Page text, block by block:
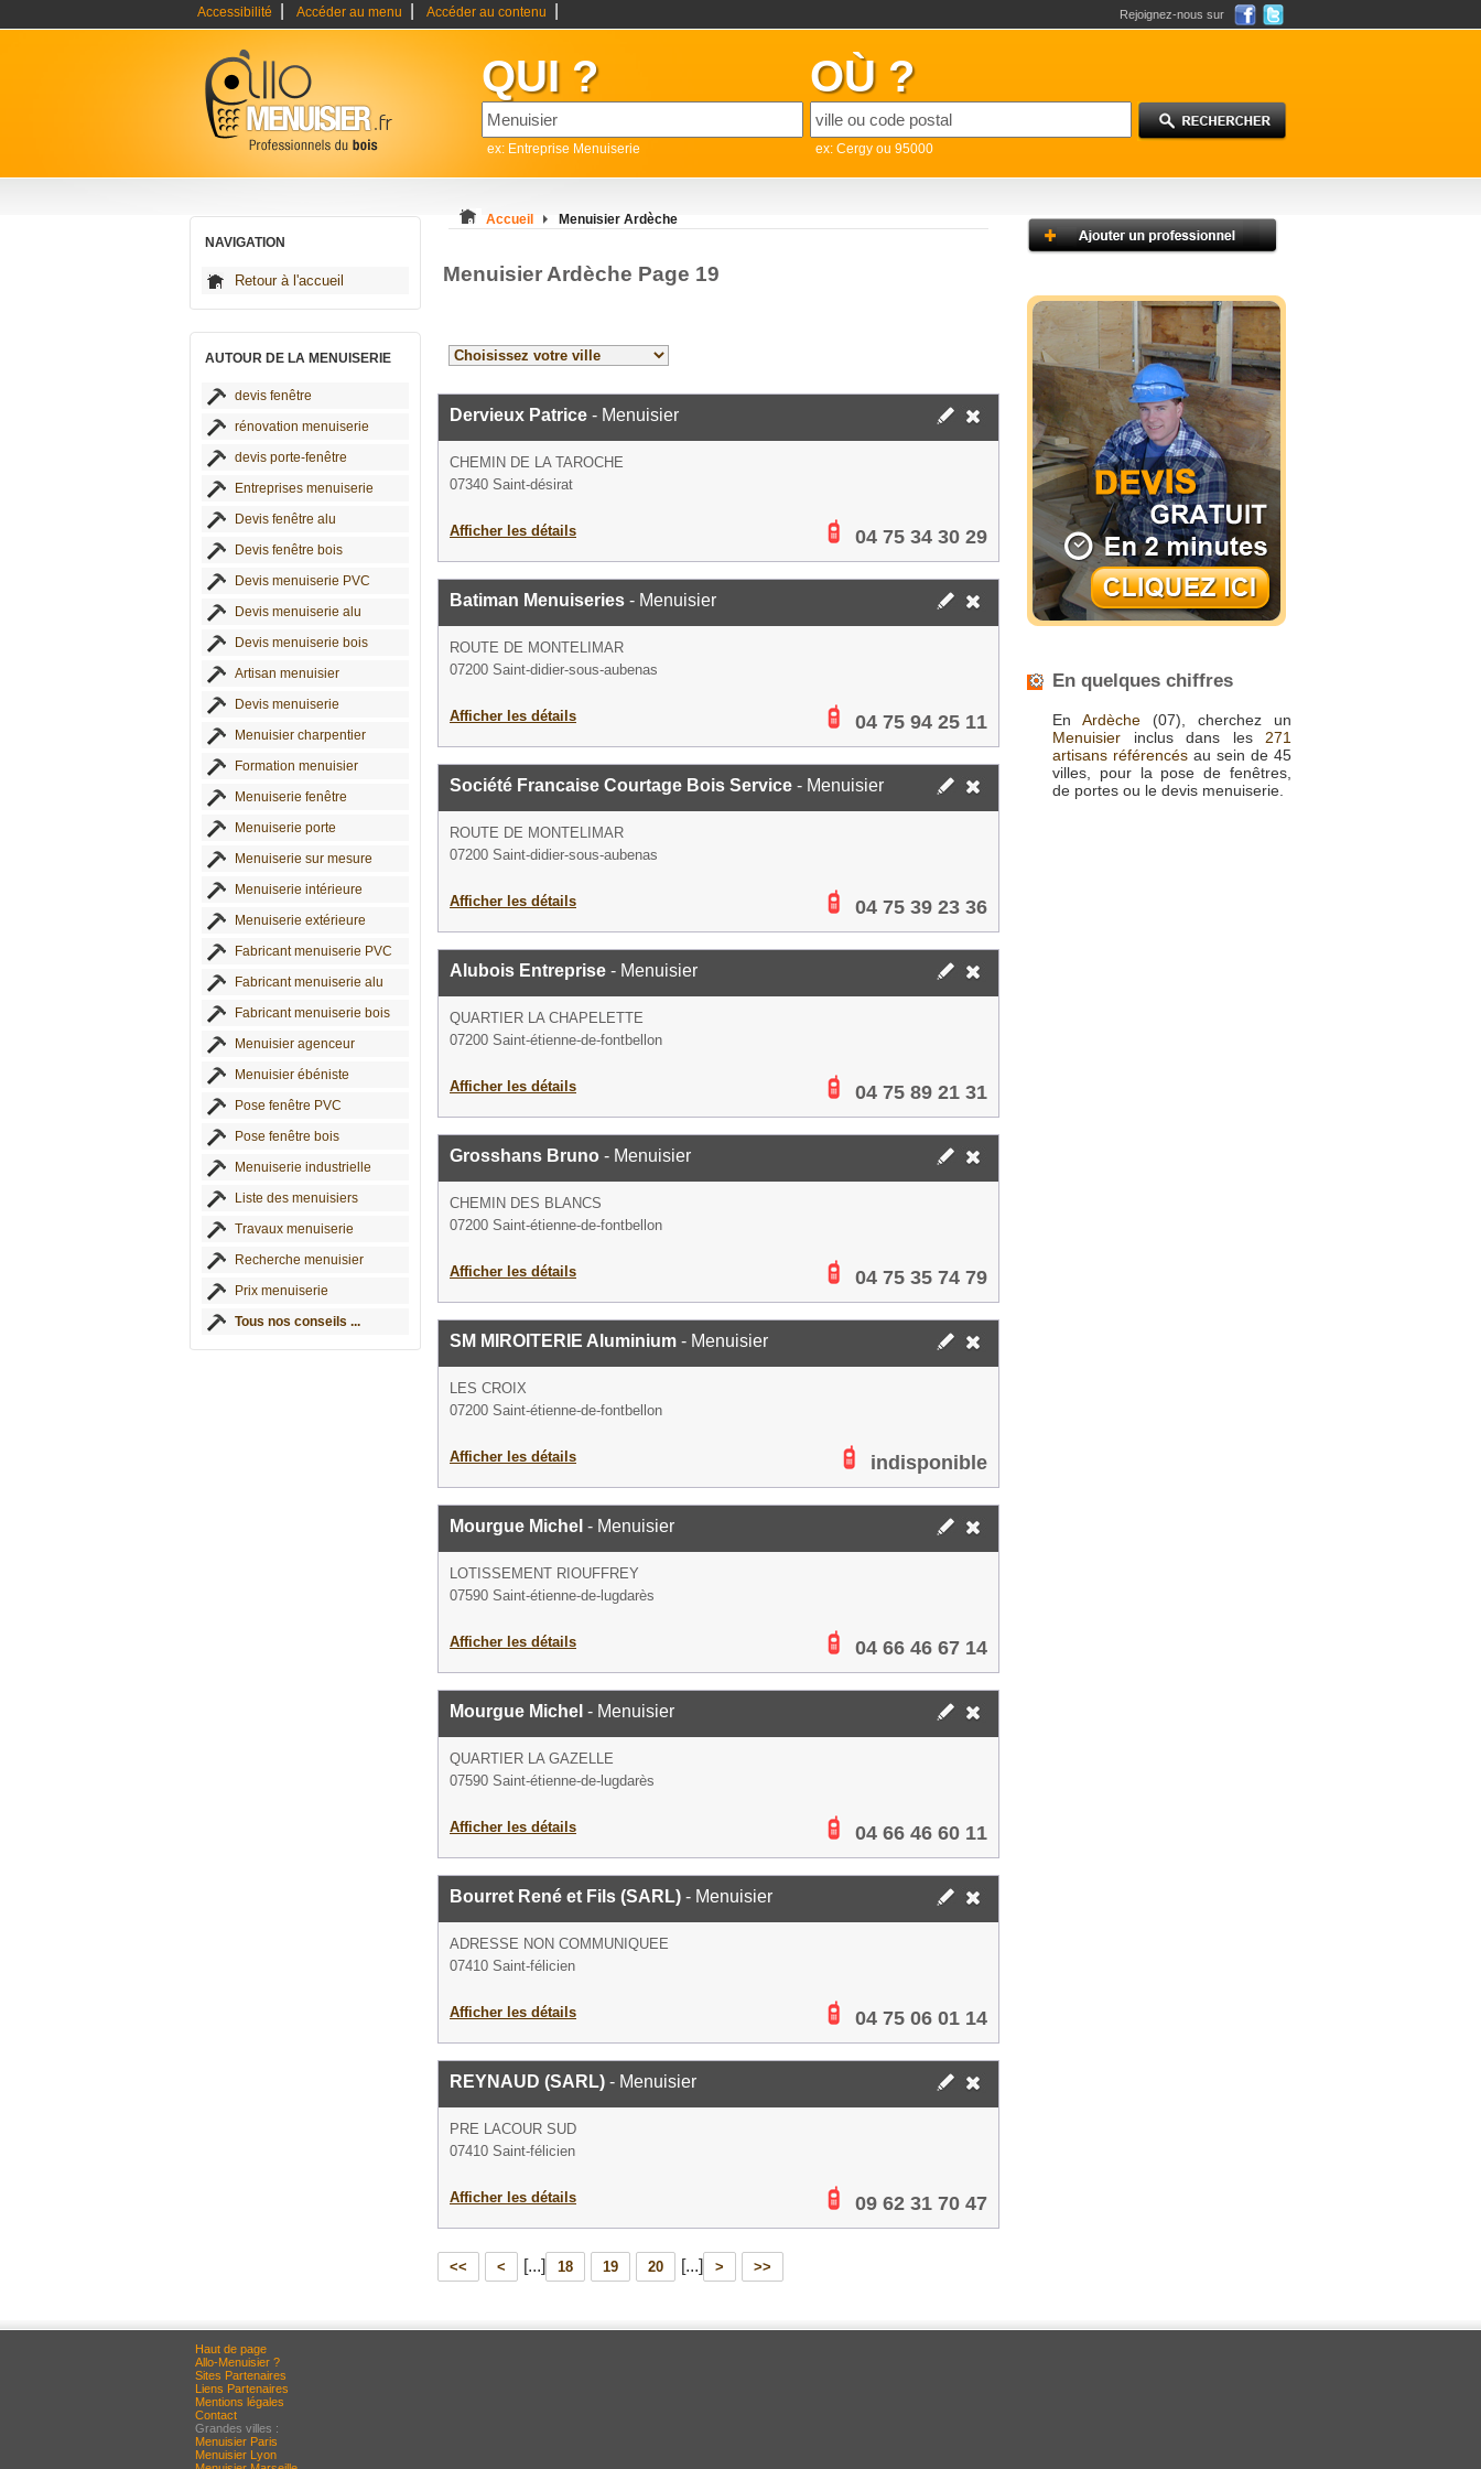
Accessibilité Accéder au menu Accéder au contenu Rejoignez-nous sur
QUI ?
ex: Entreprise Menuiserie
OÙ ?
ex: Cergy ou 95000
NAVIGATION
Retour à l'accueil
AUTOUR DE LA MENUISERIE
devis fenêtre
rénovation menuiserie
devis porte-fenêtre
Entreprises menuiserie
Devis fenêtre alu
Devis fenêtre bois
Devis menuiserie PVC
Devis menuiserie alu
Devis menuiserie bois
Artisan menuisier
Devis menuiserie
Menuisier charpentier
Formation menuisier
Menuiserie fenêtre
Menuiserie porte
Menuiserie sur mesure
Menuiserie intérieure
Menuiserie extérieure
Fabricant menuiserie PVC
Fabricant menuiserie alu
Fabricant menuiserie bois
Menuisier agenceur
Menuisier ébéniste
Pose fenêtre PVC
Pose fenêtre bois
Menuiserie industrielle
Liste des menuisiers
Travaux menuiserie
Recherche menuisier
Prix menuiserie
Tous nos conseils ...
Accueil Menuisier Ardèche
Menuisier Ardèche Page 19
Dervieux Patrice - Menuisier
CHEMIN DE LA TAROCHE
07340 Saint-désirat
Afficher les détails 04 75 34 30 29
Batiman Menuiseries - Menuisier
ROUTE DE MONTELIMAR
07200 Saint-didier-sous-aubenas
Afficher les détails 04 75 94 25 11
Société Francaise Courtage Bois Service - Menuisier
ROUTE DE MONTELIMAR
07200 Saint-didier-sous-aubenas
Afficher les détails 04 75 39 23 36
Alubois Entreprise - Menuisier
QUARTIER LA CHAPELETTE
07200 Saint-étienne-de-fontbellon
Afficher les détails 04 75 89 21 31
Grosshans Bruno - Menuisier
CHEMIN DES BLANCS
07200 Saint-étienne-de-fontbellon
Afficher les détails 04 75 35 74 79
SM MIROITERIE Aluminium - Menuisier
LES CROIX
07200 Saint-étienne-de-fontbellon
Afficher les détails indisponible
Mourgue Michel - Menuisier
LOTISSEMENT RIOUFFREY
07590 Saint-étienne-de-lugdarès
Afficher les détails 04 66 46 67 14
Mourgue Michel - Menuisier
QUARTIER LA GAZELLE
07590 Saint-étienne-de-lugdarès
Afficher les détails 04 66 46 60 11
Bourret René et Fils (SARL) - Menuisier
ADRESSE NON COMMUNIQUEE
07410 Saint-félicien
Afficher les détails 04 75 06 01 14
REYNAUD (SARL) - Menuisier
PRE LACOUR SUD
07410 Saint-félicien
Afficher les détails 09 62 31 70 47
<< < [...] 18 19 20 [...] > >>
En quelques chiffres
En Ardèche (07), cherchez un
Menuisier inclus dans les 271
artisans référencés au sein de 45
villes, pour la pose de fenêtres,
de portes ou le devis menuiserie.
Haut de page
Allo-Menuisier ?
Sites Partenaires
Liens Partenaires
Mentions légales
Contact
Grandes villes :
Menuisier Paris
Menuisier Lyon